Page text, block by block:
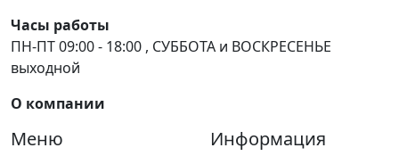
Часы работы
ПН-ПТ 09:00 - 18:00 , СУББОТА и ВОСКРЕСЕНЬЕ
выходной
О компании
Меню Информация